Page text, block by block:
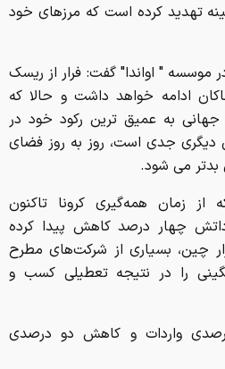
تهدید کرده است که مرزهای خود
در موسسه " اواندا" گفت: فرار از ریسک
ادامه خواهد داشت و حالا که
به عمیق ترین رکود خود در
جدی است، روز به روز فضای
بدتر می شود.
زمان همه‌گیری کرونا تاکنون
و وارداتش چهار درصد کاهش پیدا کرده
چین، بسیاری از شرکت‌های مطرح
را در نتیجه تعطیلی کسب و
نیز از کاهش ۱۴ درصدی واردات و کاهش دو درصدی